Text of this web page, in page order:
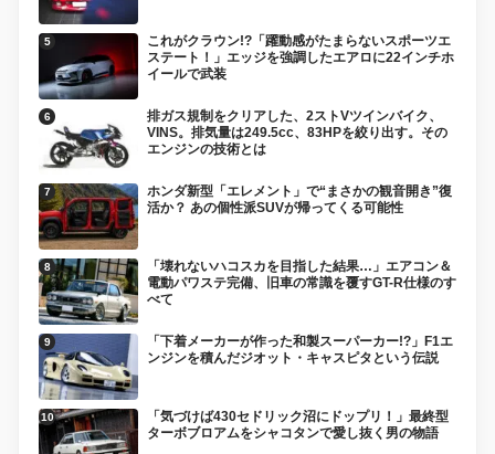
これがクラウン!?「躍動感がたまらないスポーツエ
ステート！」エッジを強調したエアロに22インチホ
イールで武装
排ガス規制をクリアした、2ストVツインバイク、
VINS。排気量は249.5cc、83HPを絞り出す。その
エンジンの技術とは
ホンダ新型「エレメント」で“まさかの観音開き”復
活か？ あの個性派SUVが帰ってくる可能性
「壊れないハコスカを目指した結果…」エアコン＆
電動パワステ完備、旧車の常識を覆すGT-R仕様のす
べて
「下着メーカーが作った和製スーパーカー!?」F1エ
ンジンを積んだジオット・キャスピタという伝説
「気づけば430セドリック沼にドップリ！」最終型
ターボブロアムをシャコタンで愛し抜く男の物語